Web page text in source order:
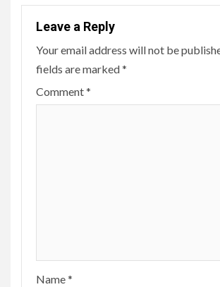
Leave a Reply
Your email address will not be
fields are marked*
Comment*
Name*